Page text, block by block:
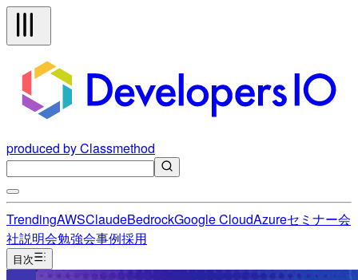
produced by Classmethod
TrendingAWSClaudeBedrockGoogle CloudAzureセミナー会
社説明会勉強会事例採用
目次